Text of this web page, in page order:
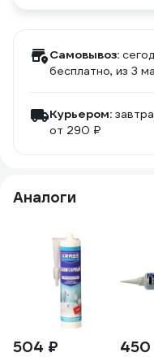
Самовывоз:
бесплатно, из 3
Курьером:
от 290 ₽
Аналоги
504 ₽ 450